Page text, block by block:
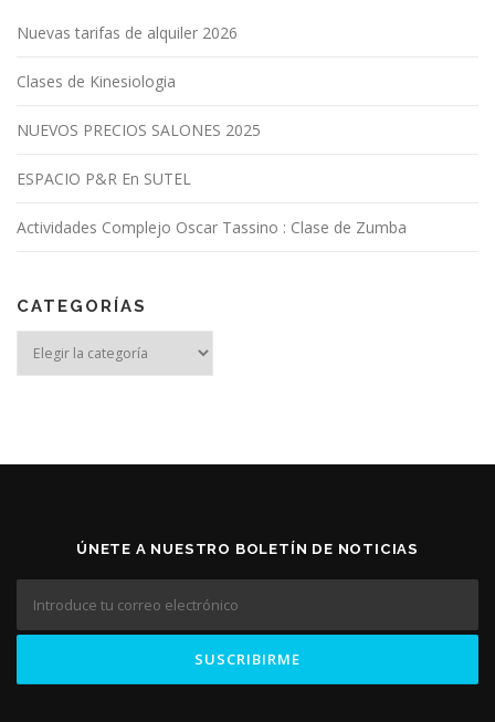
Nuevas tarifas de alquiler 2026
Clases de Kinesiologia
NUEVOS PRECIOS SALONES 2025
ESPACIO P&R En SUTEL
Actividades Complejo Oscar Tassino : Clase de Zumba
CATEGORÍAS
ÚNETE A NUESTRO BOLETÍN DE NOTICIAS